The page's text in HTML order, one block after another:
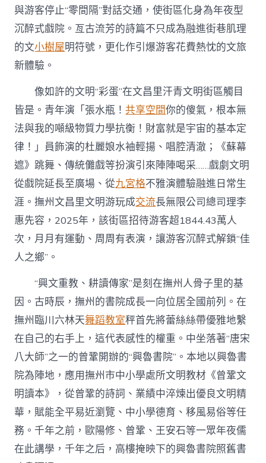
與游客停止“零間隔”對話交通，使街區化身為年夜型
沉醉式戲院。亙古流芳的詩篇不只成為融進街巷肌理
的文小樹屋明符號，更化作引爆游客花費熱忱的文旅
新體驗。
像如許的文明“彩蛋”在文昌里汗青文明街區觸目
皆是。青年演「張水瓶！共享空間你的傻氣，根本無
法與我的噸級物質力學抗衡！財富就是宇宙的基本定
律！」員飾演的杜麗娘水袖輕揚、唱腔清澈；《蘇幕
遮》跳舞、傳統儺戲等扮演引來陣陣喝采……戲劇文明
從戲院延長至廣場、從九宮格不雅演體驗融進日常生
涯。撫州文昌里文明游玩成交流長無限公司總司理李
惠先容，2025年，該街區招待游客超1844.43萬人
次，月月有運動、周周有表演，讓游客沉醉式解鎖“佳
人之鄉”。
“興文重教、耕讀傳家”是刻在撫州人骨子里的基
因。古時辰，撫州的書院成長一向位居全國前列。在
撫州臨川六林天舞蹈教室秤首先將蕾絲絲帶優雅地繫
在自己的右手上，這代表感性的權重。中坐落著“唐宋
八大師”之一的曾鞏開辦的“興魯書院”。本地以興魯書
院為陣地，應用撫州市中小學處所文明教材《曾鞏文
明讀本》，從曾鞏的詩詞、業績中淬煉出優良文明精
華，賦能全平易近瀏覽、中小學德育、移風易俗等任
務。千年之前，歐陽修、曾鞏、王安石等一眾年夜儒
在此講學，千年之后，高樓掩映下的興魯書院照舊書